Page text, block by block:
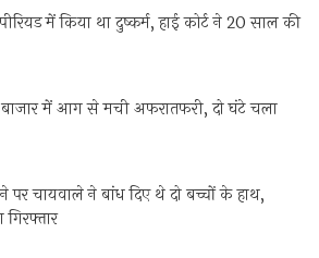
में किया था दुष्कर्म, हाई कोर्ट ने 20 साल की
में आग से मची अफरातफरी, दो घंटे चला
पर चायवाले ने बांध दिए थे दो बच्चों के हाथ,